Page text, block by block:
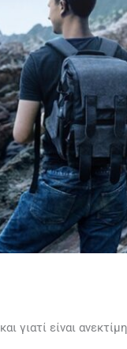
και γιατί είναι